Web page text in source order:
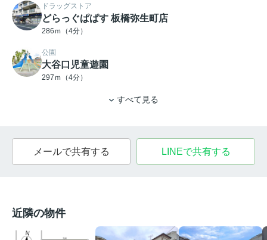
ドラッグストア
どらっぐぱぱす 板橋弥生町店
286ｍ（4分）
公園
大谷口児童遊園
297ｍ（4分）
すべて見る
メールで共有する LINEで共有する
近隣の物件